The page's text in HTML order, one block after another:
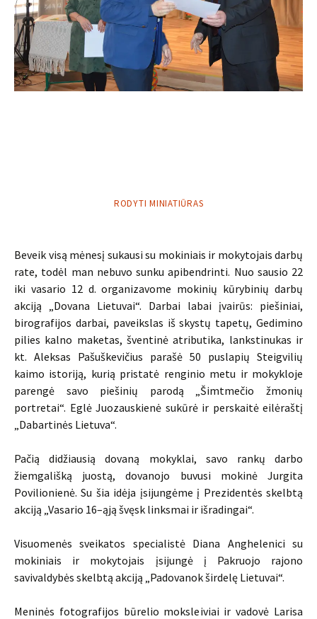
RODYTI MINIATIŪRAS
Beveik visą mėnesį sukausi su mokiniais ir mokytojais darbų
rate, todėl man nebuvo sunku apibendrinti. Nuo sausio 22
iki vasario 12 d. organizavome mokinių kūrybinių darbų
akciją „Dovana Lietuvai“. Darbai labai įvairūs: piešiniai,
birografijos darbai, paveikslas iš skystų tapetų, Gedimino
pilies kalno maketas, šventinė atributika, lankstinukas ir
kt. Aleksas Pašuškevičius parašė 50 puslapių Steigvilių
kaimo istoriją, kurią pristatė renginio metu ir mokykloje
parengė savo piešinių parodą „Šimtmečio žmonių
portretai“. Eglė Juozauskienė sukūrė ir perskaitė eilėraštį
„Dabartinės Lietuva“.
Pačią didžiausią dovaną mokyklai, savo rankų darbo
žiemgališką juostą, dovanojo buvusi mokinė Jurgita
Povilionienė. Su šia idėja įsijungėme į Prezidentės skelbtą
akciją „Vasario 16–ąją švęsk linksmai ir išradingai“.
Visuomenės sveikatos specialistė Diana Anghelenici su
mokiniais ir mokytojais įsijungė į Pakruojo rajono
savivaldybės skelbtą akciją „Padovanok širdelę Lietuvai“.
Meninės fotografijos būrelio moksleiviai ir vadovė Larisa